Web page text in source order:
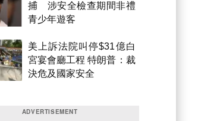
捕 涉安全檢查期間非禮
青少年遊客
美上訴法院叫停$31億白
宮宴會廳工程 特朗普：裁
決危及國家安全